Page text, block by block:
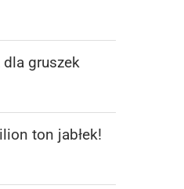
dla gruszek
ton jabłek!